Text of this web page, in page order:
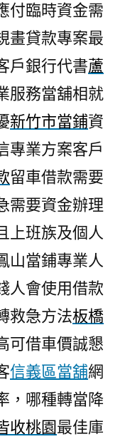
付臨時資金需
畫貸款專案最
戶銀行代書蘆
服務當舖相就
新竹市當鋪資
專業方案客戶
留車借款需要
需要資金辦理
上班族及個人
山當鋪專業人
人會使用借款
救急方法板橋
可借車價誠懇
信義區當舖網
，哪種轉當降
收桃園最佳庫